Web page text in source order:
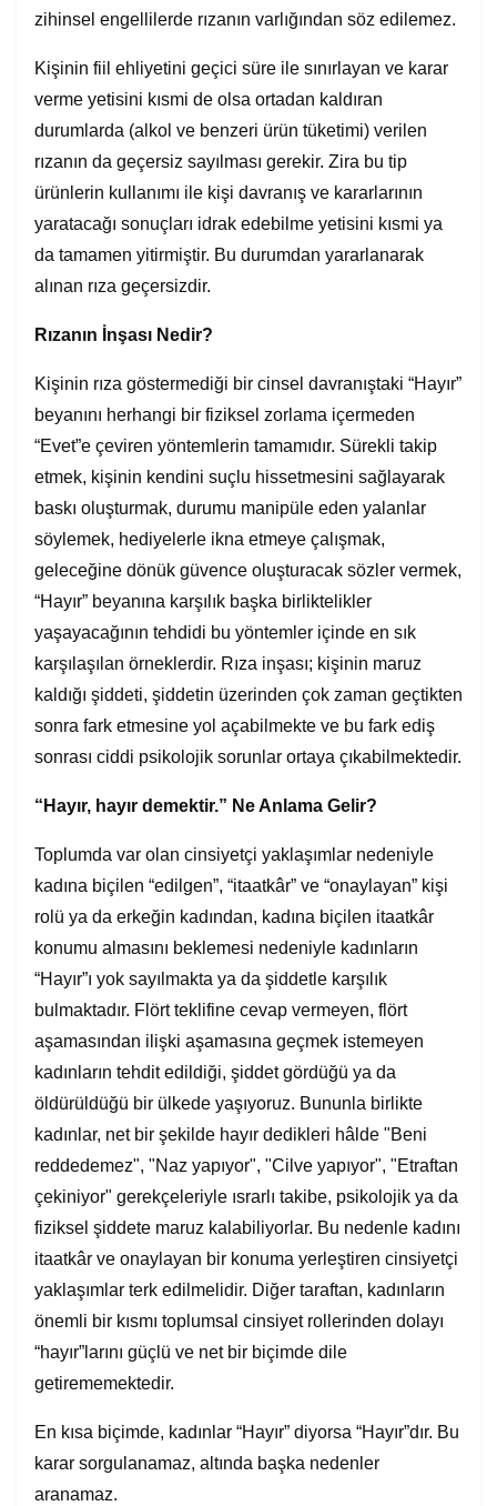
zihinsel engellilerde rızanın varlığından söz edilemez.
Kişinin fiil ehliyetini geçici süre ile sınırlayan ve karar
verme yetisini kısmi de olsa ortadan kaldıran
durumlarda (alkol ve benzeri ürün tüketimi) verilen
rızanın da geçersiz sayılması gerekir. Zira bu tip
ürünlerin kullanımı ile kişi davranış ve kararlarının
yaratacağı sonuçları idrak edebilme yetisini kısmi ya
da tamamen yitirmiştir. Bu durumdan yararlanarak
alınan rıza geçersizdir.
Rızanın İnşası Nedir?
Kişinin rıza göstermediği bir cinsel davranıştaki “Hayır”
beyanını herhangi bir fiziksel zorlama içermeden
“Evet”e çeviren yöntemlerin tamamıdır. Sürekli takip
etmek, kişinin kendini suçlu hissetmesini sağlayarak
baskı oluşturmak, durumu manipüle eden yalanlar
söylemek, hediyelerle ikna etmeye çalışmak,
geleceğine dönük güvence oluşturacak sözler vermek,
“Hayır” beyanına karşılık başka birliktelikler
yaşayacağının tehdidi bu yöntemler içinde en sık
karşılaşılan örneklerdir. Rıza inşası; kişinin maruz
kaldığı şiddeti, şiddetin üzerinden çok zaman geçtikten
sonra fark etmesine yol açabilmekte ve bu fark ediş
sonrası ciddi psikolojik sorunlar ortaya çıkabilmektedir.
“Hayır, hayır demektir.” Ne Anlama Gelir?
Toplumda var olan cinsiyetçi yaklaşımlar nedeniyle
kadına biçilen “edilgen”, “itaatkâr” ve “onaylayan” kişi
rolü ya da erkeğin kadından, kadına biçilen itaatkâr
konumu almasını beklemesi nedeniyle kadınların
“Hayır”ı yok sayılmakta ya da şiddetle karşılık
bulmaktadır. Flört teklifine cevap vermeyen, flört
aşamasından ilişki aşamasına geçmek istemeyen
kadınların tehdit edildiği, şiddet gördüğü ya da
öldürüldüğü bir ülkede yaşıyoruz. Bununla birlikte
kadınlar, net bir şekilde hayır dedikleri hâlde "Beni
reddedemez", "Naz yapıyor", "Cilve yapıyor", "Etraftan
çekiniyor" gerekçeleriyle ısrarlı takibe, psikolojik ya da
fiziksel şiddete maruz kalabiliyorlar. Bu nedenle kadını
itaatkâr ve onaylayan bir konuma yerleştiren cinsiyetçi
yaklaşımlar terk edilmelidir. Diğer taraftan, kadınların
önemli bir kısmı toplumsal cinsiyet rollerinden dolayı
“hayır”larını güçlü ve net bir biçimde dile
getirememektedir.
En kısa biçimde, kadınlar “Hayır” diyorsa “Hayır”dır. Bu
karar sorgulanamaz, altında başka nedenler
aranamaz.